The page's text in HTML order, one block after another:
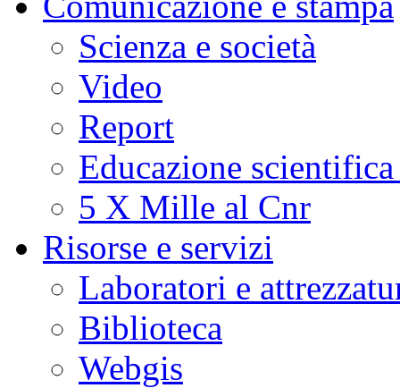
Scienza e società
Video
Report
Educazione
5 X Mille al Cnr
Risorse e servizi
Laboratori e
Biblioteca
Webgis